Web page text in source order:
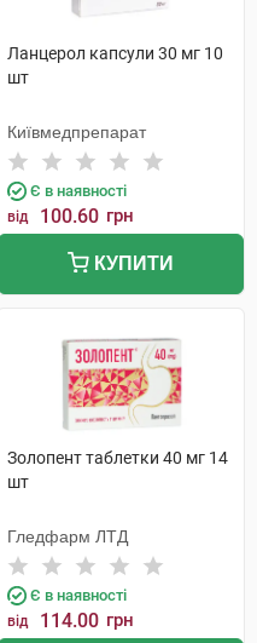
Ланцерол капсули 30 мг 10
шт
Київмедпрепарат
Є в наявності
від 100.60 грн
КУПИТИ
Золопент таблетки 40 мг 14
шт
Гледфарм ЛТД
Є в наявності
від 114.00 грн